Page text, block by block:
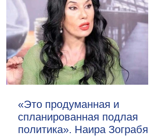
«Это продуманная и
спланированная подлая
политика». Наира Зограбян